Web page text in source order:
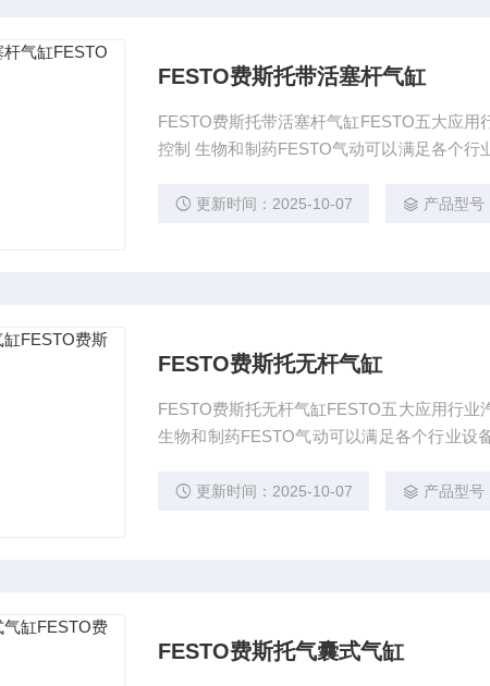
FESTO费斯托带活塞杆气缸
FESTO费斯托带活塞杆气缸FESTO五大应
控制 生物和制药FESTO气动可以满足各个行业设备 的需求，同是我公司还提供*的
更新时间：2025-10-07 产品型号：
FESTO费斯托无杆气缸
FESTO费斯托无杆气缸FESTO五大应用行业
生物和制药FESTO气动可以满足各个行业设备 的需求，同是我公司还提供*的技术服务。我
更新时间：2025-10-07 产品型号：
FESTO费斯托气囊式气缸